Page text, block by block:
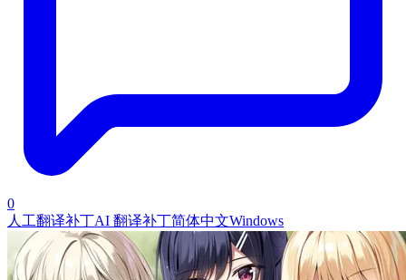
0
人工翻译补丁AI 翻译补丁简体中文Windows